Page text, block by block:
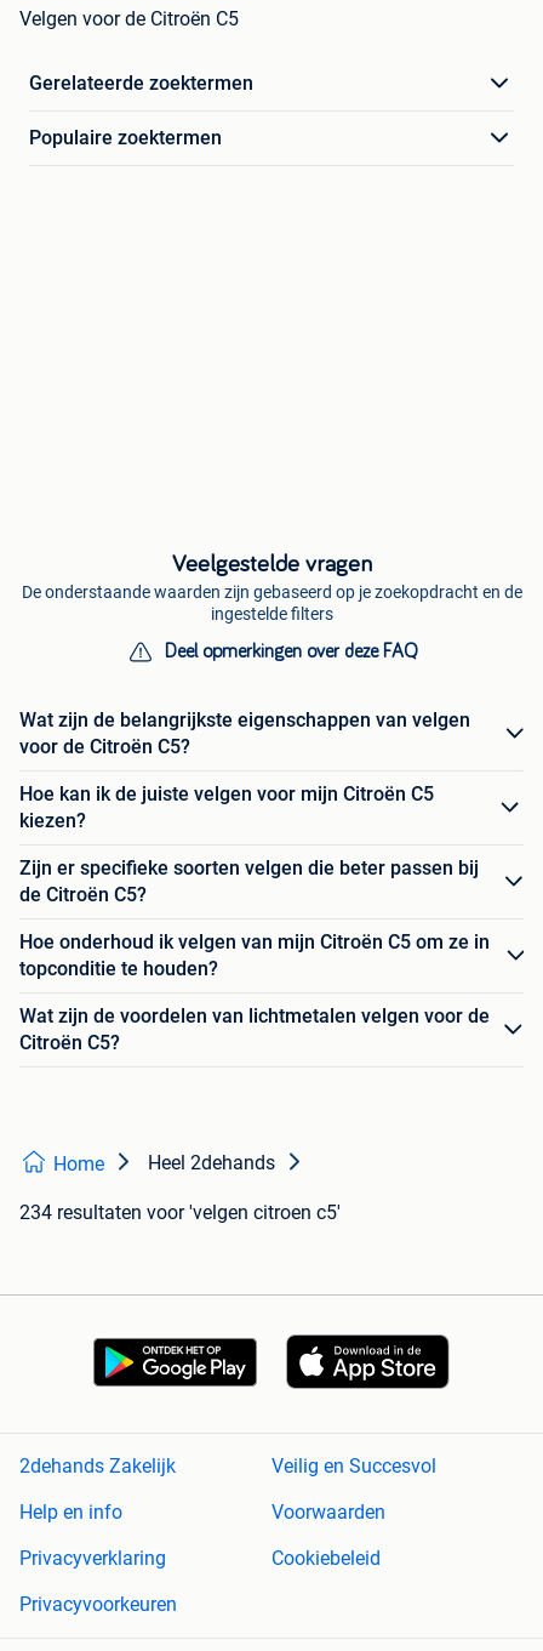
Velgen voor de Citroën C5
Gerelateerde zoektermen
Populaire zoektermen
Veelgestelde vragen
De onderstaande waarden zijn gebaseerd op je zoekopdracht en de
ingestelde filters
Deel opmerkingen over deze FAQ
Wat zijn de belangrijkste eigenschappen van velgen
voor de Citroën C5?
Hoe kan ik de juiste velgen voor mijn Citroën C5
kiezen?
Zijn er specifieke soorten velgen die beter passen bij
de Citroën C5?
Hoe onderhoud ik velgen van mijn Citroën C5 om ze in
topconditie te houden?
Wat zijn de voordelen van lichtmetalen velgen voor de
Citroën C5?
Home Heel 2dehands
234 resultaten voor 'velgen citroen c5'
2dehands Zakelijk
Veilig en Succesvol
Help en info
Voorwaarden
Privacyverklaring
Cookiebeleid
Privacyvoorkeuren